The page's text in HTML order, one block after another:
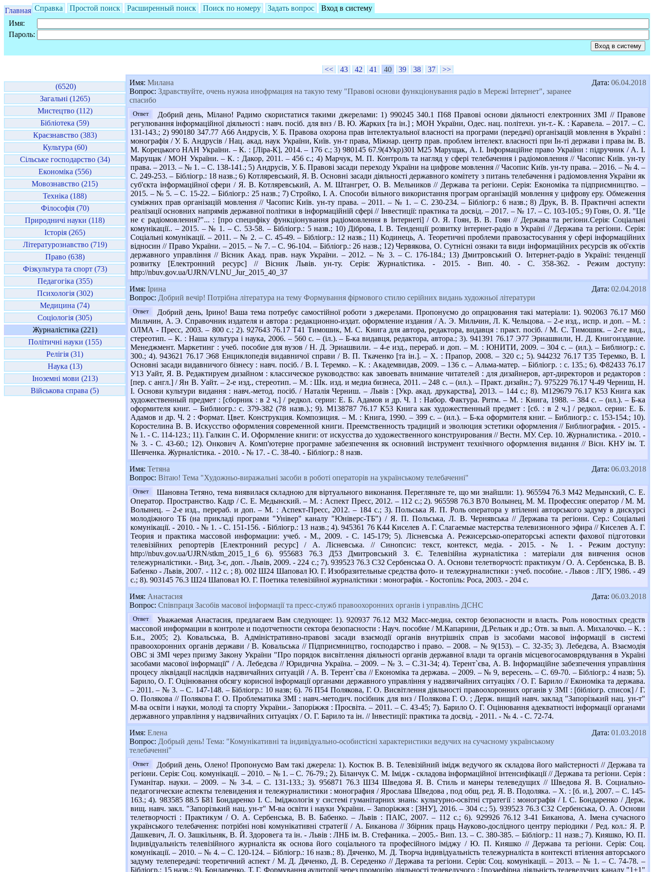
Главная Справка Простой поиск Расширенный поиск Поиск по номеру Задать вопрос
Вход в систему
Имя:
Пароль:
(6520)
Загальні (1265)
Мистецтво (112)
Бібліотека (59)
Краєзнавство (383)
Культура (60)
Сільське господарство (34)
Економіка (556)
Мовознавство (215)
Техніка (188)
Філософія (70)
Природничі науки (118)
Історія (265)
Літературознавство (719)
Право (638)
Фізкультура та спорт (73)
Педагогіка (355)
Психологія (302)
Медицина (74)
Соціологія (305)
Журналістика (221)
Політичні науки (155)
Релігія (31)
Наука (13)
Іноземні мови (213)
Військова справа (5)
<< 43 42 41 40 39 38 37
>>
Дата: 06.04.2018
Имя: Милана
Вопрос: Здравствуйте, очень нужна инофрмация на такую тему "Правові основи функціонування радіо в Мережі Інтернет", заранее
спасибо
Ответ
Добрий день, Мілано! Радимо скористатися такими джерелами: 1) 990245 340.1 П68 Правові основи діяльності електронних ЗМІ // Правове
регулювання інформаційної діяльності : навч. посіб. для внз / В. Ю. Жарких [та ін.] ; МОН України, Одес. нац. політехн. ун-т.- К. : Каравела. – 2017. – С.
131-143.; 2) 990180 347.77 А66 Андрусів, У. Б. Правова охорона прав інтелектуальної власності на програми (передачі) організацій мовлення в Україні :
монографія / У. Б. Андрусів / Нац. акад. наук України, Київ. ун-т права, Міжнар. центр прав. проблем інтелект. власності при Ін-ті держави і права ім. В.
М. Корецького НАН України. – К. : [Ліра-К], 2014. – 176 с.; 3) 980145 67.9(4Укр)301 М25 Марущак, А. І. Інформаційне право України : підручник / А. І.
Марущак / МОН України. – К. : Дакор, 2011. – 456 с.; 4) Марчук, М. П. Контроль та нагляд у сфері телебачення і радіомовлення // Часопис Київ. ун-ту
права. – 2013. – № 1. – С. 138-141.; 5) Андрусів, У. Б. Правові засади переходу України на цифрове мовлення // Часопис Київ. ун-ту права. – 2016. – № 4. –
С. 249-253. – Бібліогр.: 18 назв.; 6) Котляревський, Я. В. Основні засади діяльності державного комітету з питань телебачення і радіомовлення України як
суб'єкта інформаційної сфери / Я. В. Котляревський, А. М. Штангрет, О. В. Мельников // Держава та регіони. Серія: Економіка та підприємництво. –
2015. – № 5. – С. 15-22. – Бібліогр.: 25 назв.; 7) Стройко, І. А. Способи вільного використання програм організацій мовлення у цифрову еру. Обмеження
суміжних прав організацій мовлення // Часопис Київ. ун-ту права. – 2011. – № 1. – С. 230-234. – Бібліогр.: 6 назв.; 8) Друк, В. В. Практичні аспекти
реалізації основних напрямів державної політики в інформаційній сфері // Інвестиції: практика та досвід. – 2017. – № 17. – С. 103-105.; 9) Гоян, О. Я. "Це
не є радіомовлення?"... : [про специфіку функціонування радіомовлення в Інтернеті] / О. Я. Гоян, В. В. Гоян // Держава та регіони.Серія: Соціальні
комунікації.. – 2015. – № 1. – С. 53-58. – Бібліогр.: 5 назв.; 10) Діброва, І. В. Тенденції розвитку інтернет-радіо в Україні // Держава та регіони. Серія:
Соціальні комунікації. – 2011. – № 2. – С. 45-49. – Бібліогр.: 12 назв.; 11) Кодинець, А. Теоретичні проблеми правозастосування у сфері інформаційних
відносин // Право України. – 2015. – № 7. – С. 96-104. – Бібліогр.: 26 назв.; 12) Червякова, О. Сутнісні ознаки та види інформаційних ресурсів як об'єктів
державного управління // Вісник Акад. прав. наук України. – 2012. – № 3. – С. 176-184.; 13) Дмитровський О. Інтернет-радіо в Україні: тенденції
розвитку [Електронний ресурс] // Вісник Львів. ун-ту. Серія: Журналістика. - 2015. - Вип. 40. - С. 358-362. - Режим доступу:
http://nbuv.gov.ua/UJRN/VLNU_Jur_2015_40_37
Дата: 02.04.2018
Имя: Ірина
Вопрос: Добрий вечір! Потрібна література на тему Формування фірмового стилю серійних видань художньої літератури
Ответ
Добрий день, Ірино! Ваша тема потребує самостійної роботи з джерелами. Пропонуємо до опрацювання такі матеріали: 1). 902063 76.17 М60
Мильчин, А. Э. Справочник издателя и автора : редакционно-издат. оформление издания / А. Э. Мильчин, Л. К. Чельцова. – 2-е изд., испр. и доп. – М. :
ОЛМА - Пресс, 2003. – 800 с.; 2). 927643 76.17 Т41 Тимошик, М. С. Книга для автора, редактора, видавця : практ. посіб. / М. С. Тимошик. – 2-ге вид.,
стереотип. – К. : Наша культура і наука, 2006. – 560 с. – (іл.). – Б-ка видавця, редактора, автора.; 3). 941391 76.17 Э77 Эриашвили, Н. Д. Книгоиздание.
Менеджмент. Маркетинг : учеб. пособие для вузов / Н. Д. Эриашвили. – 4-е изд., перераб. и доп. – М. : ЮНИТИ, 2009. – 304 с. – (ил.). – Библиогр.: с.
300.; 4). 943621 76.17 Э68 Енциклопедія видавничої справи / В. П. Ткаченко [та ін.]. – Х. : Прапор, 2008. – 320 с.; 5). 944232 76.17 Т35 Теремко, В. І.
Основні засади видавничого бізнесу : навч. посіб. / В. І. Теремко. – К. : Академвидав, 2009. – 136 с. – Альма-матер. – Бібліогр. : с. 135.; 6). Ф82433 76.17
У13 Уайт, Я. В. Редактируем дизайном : классическое руководство: как завоевать внимание читателей : для дизайнеров, арт-директоров и редакторов :
[пер. с англ.] / Ян В. Уайт. – 2-е изд., стереотип. – М. : Шк. изд. и медиа бизнеса, 2011. – 248 с. – (ил.). – Практ. дизайн.; 7). 975229 76.17 Ч-49 Черниш, Н.
І. Основи культури видання : навч.-метод. посіб. / Наталія Черниш. – Львів : [Укр. акад. друкарства], 2013. – 144 с.; 8). М129679 76.17 К53 Книга как
художественный предмет : [сборник : в 2 ч.] / редкол. серии: Е. Б. Адамов и др. Ч. 1 : Набор. Фактура. Ритм. – М. : Книга, 1988. – 384 с. – (ил.). – Б-ка
оформителя книг. – Библиогр.: с. 379-382 (78 назв.).; 9). М138787 76.17 К53 Книга как художественный предмет : [сб. : в 2 ч.] / редкол. серии: Е. Б.
Адамов и др. Ч. 2 : Формат. Цвет. Конструкция. Композиция. – М. : Книга, 1990. – 399 с. – (ил.). – Б-ка оформителя книг. – Библиогр.: с. 153-154.; 10).
Коростелина В. В. Искусство оформления современной книги. Преемственность традиций и эволюция эстетики оформления // Библиография. - 2015. -
№ 1. - С. 114-123.; 11). Галкин С. И. Оформление книги: от искусства до художественного конструирования // Вестн. МУ. Сер. 10. Журналистика. - 2010. -
№ 3. - С. 43-60.; 12). Онкович А. Комп'ютерне програмне забезпечення як основний інструмент технічного оформлення видання // Вісн. КНУ ім. Т.
Шевченка. Журналістика. - 2010. - № 17. - С. 38-40. - Бібліогр.: 8 назв.
Дата: 06.03.2018
Имя: Тетяна
Вопрос: Вітаю! Тема "Художньо-виражальні засоби в роботі операторів на українському телебаченні"
Ответ
Шановна Тетяно, тема виявилася складною для віртуального виконання. Перегляньте те, що ми знайшли: 1). 965594 76.3 М42 Медынский, С. Е.
Оператор. Пространство. Кадр / С. Е. Медынский. – М. : Аспект Пресс, 2012. – 112 с.; 2). 965598 76.3 В70 Волынец, М. М. Профессия: оператор / М. М.
Волынец. – 2-е изд., перераб. и доп. – М. : Аспект-Пресс, 2012. – 184 с.; 3). Польська Я. П. Роль оператора у втіленні авторського задуму в дискурсі
молодіжного ТБ (на прикладі програми "Універ" каналу "Юніверс-ТБ") / Я. П. Польська, Л. В. Чернявська // Держава та регіони. Сер.: Соціальні
комунікації. - 2010. - № 1. - С. 151-156. - Бібліогр.: 13 назв.; 4). 945361 76 К44 Киселев А. Г. Слагаемые мастерства телевизионного эфира // Киселев А. Г.
Теория и практика массовой информации: учеб. - М., 2009. - С. 145-179; 5). Лісневська А. Режисерсько-операторські аспекти фахової підготовки
телевізійних репортерів [Електронний ресурс] / А. Лісневська. // Синопсис: текст, контекст, медіа. - 2015. - № 1. - Режим доступу:
http://nbuv.gov.ua/UJRN/stkm_2015_1_6 6). 955683 76.3 Д53 Дмитровський З. Є. Телевізійна журналістика : матеріали для вивчення основ
тележурналістики. - Вид. 3-є, доп. - Львів, 2009. - 224 с.; 7). 939523 76.3 С32 Сербенська О. А. Основи телетворчості: практикум / О. А. Сербенська, В. В.
Бабенко - Львів, 2007. - 112 с. ; 8). 002 Ш24 Шаповал Ю. Г. Изобразительные средства фото- и тележурналистики : учеб. пособие. - Львов : ЛГУ, 1986. - 49
с.; 8). 903145 76.3 Ш24 Шаповал Ю. Г. Поетика телевізійної журналістики : монографія. - Костопіль: Роса, 2003. - 204 с.
Дата: 06.03.2018
Имя: Анастасия
Вопрос: Співпраця Засобів масової інформації та пресс-служб правоохоронних органів і управлінь ДСНС
Ответ
Уважаемая Анастасия, предлагаем Вам следующее: 1). 920937 76.12 М32 Масс-медиа, сектор безопасности и власть. Роль новостных средств
массовой информации в контроле и подотчетности сектора безопасности : Науч. пособие / М.Капарини, Д.Рельик и др.; Отв. за вып. А. Михалочко. – К. :
Б.и., 2005; 2). Ковальська, В. Адміністративно-правові засади взаємодії органів внутрішніх справ із засобами масової інформації в системі
правоохоронних органів держави / В. Ковальська // Підприємництво, господарство і право. – 2008. – № 9(153). – С. 32-35; 3). Лебедєва, А. Взаємодія
ОВС зі ЗМІ через призму Закону України "Про порядок висвітлення діяльності органів державної влади та органів місцевогосамоврядування в Україні
засобами масової інформації" / А. Лебедєва // Юридична Україна. – 2009. – № 3. – С.31-34; 4). Терент`єва, А. В. Інформаційне забезпечення управління
процесу ліквідації наслідків надзвичайних ситуацій / А. В. Терент`єва // Економіка та держава. – 2009. – № 9, вересень. – С. 69-70. – Бібліогр.: 4 назв; 5).
Барило, О. Г. Оцінювання обсягу корисної інформації органами державного управління у надзвичайних ситуаціях / О. Г. Барило // Економіка та держава.
– 2011. – № 3. – С. 147-148. – Бібліогр.: 10 назв; 6). 76 П54 Полякова, Г. О. Висвітлення діяльності правоохоронних органів у ЗМІ : [бібліогр. список] / Г.
О. Полякова // Полякова Г. О. Проблематика ЗМІ : навч.-методич. посібник для внз / Полякова Г. О. ; Держ. вищий навч. заклад "Запорізький нац. ун-т"
М-ва освіти і науки, молоді та спорту України.- Запоріжжя : Просвіта. – 2011. – С. 43-45; 7). Барило О. Г. Оцінювання адекватності інформації органами
державного управління у надзвичайних ситуаціях / О. Г. Барило та ін. // Інвестиції: практика та досвід. - 2011. - № 4. - С. 72-74.
Дата: 01.03.2018
Имя: Елена
Вопрос: Добрый день! Тема: "Комунікативні та індивідуально-особистісні характеристики ведучих на сучасному українському
телебаченні"
Ответ
Добрий день, Олено! Пропонуємо Вам такі джерела: 1). Костюк В. В. Телевізійний імідж ведучого як складова його майстерності // Держава та
регіони. Серія: Соц. комунікації. – 2010. – № 1. – С. 76-79.; 2). Біланчук С. М. Імідж - складова інформаційної інтенсифікації // Держава та регіони. Серія :
Гуманітар. науки. – 2009. – № 3-4. – С. 131-133.; 3). 956871 76.3 Ш34 Шведова Я. В. Стиль и манеры телеведущих // Шведова Я. В. Социально-
педагогические аспекты телевидения и тележурналистики : монография / Ярослава Шведова , под общ. ред. Я. В. Подоляка. – Х. : [б. и.], 2007. – С. 145-
163.; 4). 983585 88.5 Б81 Бондаренко І. С. Іміджологія у системі гуманітарних знань: культурно-освітні стратегії : монографія / І. С. Бондаренко / Держ.
вищ. навч. закл. "Запорізький нац. ун-т" М-ва освіти і науки України. – Запоріжжя : [ЗНУ], 2016. – 304 с.; 5). 939523 76.3 С32 Сербенська, О. А. Основи
телетворчості : Практикум / О. А. Сербенська, В. В. Бабенко. – Львів : ПАІС, 2007. – 112 с.; 6). 929926 76.12 З-41 Биканова, А. Імена сучасного
українського телебачення: потрібні нові комунікативні стратегії / А. Биканова // Збірник праць Науково-дослідного центру періодики / Ред. кол.: Я. Р.
Дашкевич, Л. О. Зашкільняк, В. Й. Здоровега та ін. - Львів : ЛНБ ім. В. Стефаника. – 2005.- Вип. 13. – С. 380-385. – Бібліогр.: 11 назв.; 7). Кияшко, Ю. П.
Індивідуальність телевізійного журналіста як основа його соціального та професійного іміджу / Ю. П. Кияшко // Держава та регіони. Серія: Соц.
комунікації. – 2010. – № 4. – С. 120-124. – Бібліогр.: 16 назв.; 8). Дяченко, М. Д. Творча індивідуальність тележурналіста в контексті втілення авторського
задуму телепередачі: теоретичний аспект / М. Д. Дяченко, Д. В. Середенко // Держава та регіони. Серія: Соц. комунікації. – 2013. – № 1. – С. 74-78. –
Бібліогр.: 15 назв.; 9). Бондаренко, Т. Г. Формування аудиторії через промоцію діяльності телеведучого : [позаефірна діяльність телеведучих каналу "1+1"